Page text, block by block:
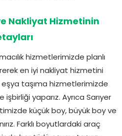
Nakliyat Hizmetinin
hizmetlerimizde planlı
en iyi nakliyat hizmetini
eşya taşıma hizmetlerimizde
yaparız. Ayrıca Sarıyer
küçük boy, büyük boy ve
Farklı boyutlardaki araç